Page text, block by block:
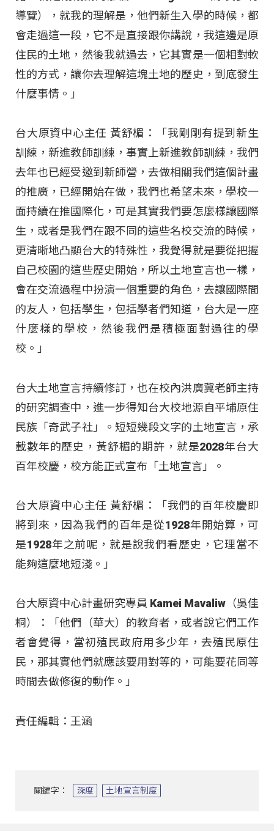
導覽），就我的理解是，他們新生入學的時候，都
會走過這一段，它不是直接跟你講說，我這邊是原
住民的土地，然後我就過去，它其實是一個相對軟
性的方式，讓你去理解這塊土地的歷史，到底發生
什麼事情。」
台大原資中心主任 黃舒楣：「我剛剛有提到新生
訓練，新進教師訓練，事實上新進教師訓練，我們
去年也已經受邀到新師營，去做相關我們這個計畫
的推廣，已經開始在做，我們也希望未來，學校一
面持續在推國際化，可是其實我們要怎麼樣讓國際
生，或者是我們在跟不同的這些名校交流的時候，
更清晰地凸顯台大的特殊性，我覺得就是要從把握
自己校園的這些歷史開始，所以土地宣言也一樣，
會在交流過程中扮演一個重要的角色，去讓國際間
的友人，包括學生，包括學者們知道，台大是一座
什麼樣的學校，然後我們是積極面對過往的學
校。」
台大土地宣言持續修訂，也在校內洪廣冀老師主持
的研究調查中，進一步得知台大校地源自平埔原住
民族「奇武子社」。短短幾段文字的土地宣言，承
載數年的歷史，黃舒楣的期許，就是2028年台大
百年校慶，校方能正式宣布「土地宣言」。
台大原資中心主任 黃舒楣：「我們的百年校慶即
將到來，因為我們的百年是從1928年開始算，可
是1928年之前呢，就是說我們看歷史，它理當不
能夠這麼地短淺。」
台大原資中心計畫研究專員 Kamei Mavaliw（吳佳
桐）：「他們（華大）的教育者，或者說它們工作
者會覺得，當初殖民政府用多少年，去殖民原住
民，那其實他們就應該要用對等的，可能要花同等
時間去做修復的動作。」
責任編輯：王涵
關鍵字： 深度 土地宣言制度